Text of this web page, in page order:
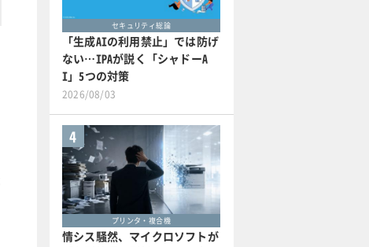
セキュリティ総論
「生成AIの利用禁止」では防げ
ない…IPAが説く「シャドーA
I」5つの対策
2026/08/03
4
プリンタ・複合機
情シス騒然、マイクロソフトが